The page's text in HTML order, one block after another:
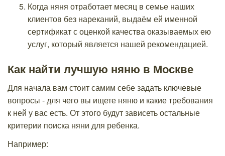
Когда няня отработает месяц в семье наших
клиентов без нареканий, выдаём ей именной
сертификат с оценкой качества оказываемых ею
услуг, который является нашей рекомендацией.
Как найти лучшую няню в Москве
Для начала вам стоит самим себе задать ключевые
вопросы - для чего вы ищете няню и какие требования
к ней у вас есть. От этого будут зависеть остальные
критерии поиска няни для ребенка.
Например: